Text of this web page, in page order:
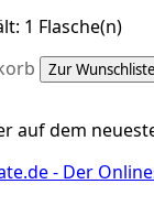
1 Flasche(n)
Zur
auf dem